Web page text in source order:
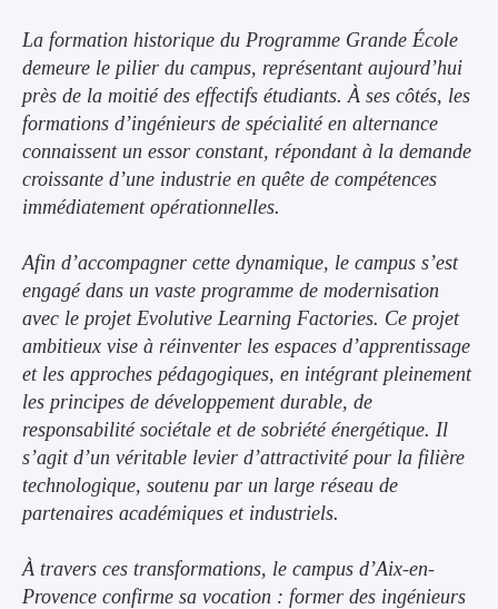
La formation historique du Programme Grande École
demeure le pilier du campus, représentant aujourd’hui
près de la moitié des effectifs étudiants. À ses côtés, les
formations d’ingénieurs de spécialité en alternance
connaissent un essor constant, répondant à la demande
croissante d’une industrie en quête de compétences
immédiatement opérationnelles.
Afin d’accompagner cette dynamique, le campus s’est
engagé dans un vaste programme de modernisation
avec le projet Evolutive Learning Factories. Ce projet
ambitieux vise à réinventer les espaces d’apprentissage
et les approches pédagogiques, en intégrant pleinement
les principes de développement durable, de
responsabilité sociétale et de sobriété énergétique. Il
s’agit d’un véritable levier d’attractivité pour la filière
technologique, soutenu par un large réseau de
partenaires académiques et industriels.
À travers ces transformations, le campus d’Aix-en-
Provence confirme sa vocation : former des ingénieurs